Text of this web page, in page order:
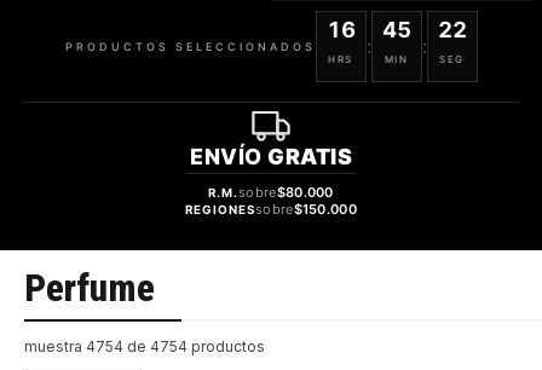
PRODUCTOS SELECCIONADOS
16
HRS
:
45
MIN
:
22
SEG
ENVÍO GRATIS
R.M.sobre$80.000
REGIONESsobre$150.000
Perfume
muestra 4754 de 4754 productos